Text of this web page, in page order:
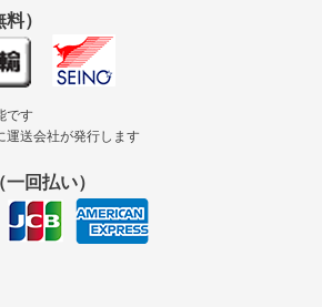
の包装紙に適した紙はありますか？
）
です
送会社が発行します
回払い）